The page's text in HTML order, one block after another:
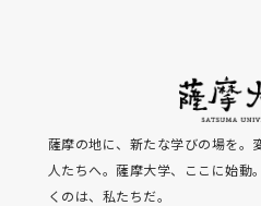
薩摩の地に、新たな学びの場を。
人たちへ。薩摩大学、ここに始動
くのは、私たちだ。